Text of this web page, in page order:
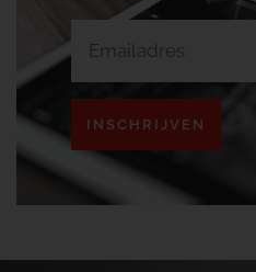
INSCHRIJVEN